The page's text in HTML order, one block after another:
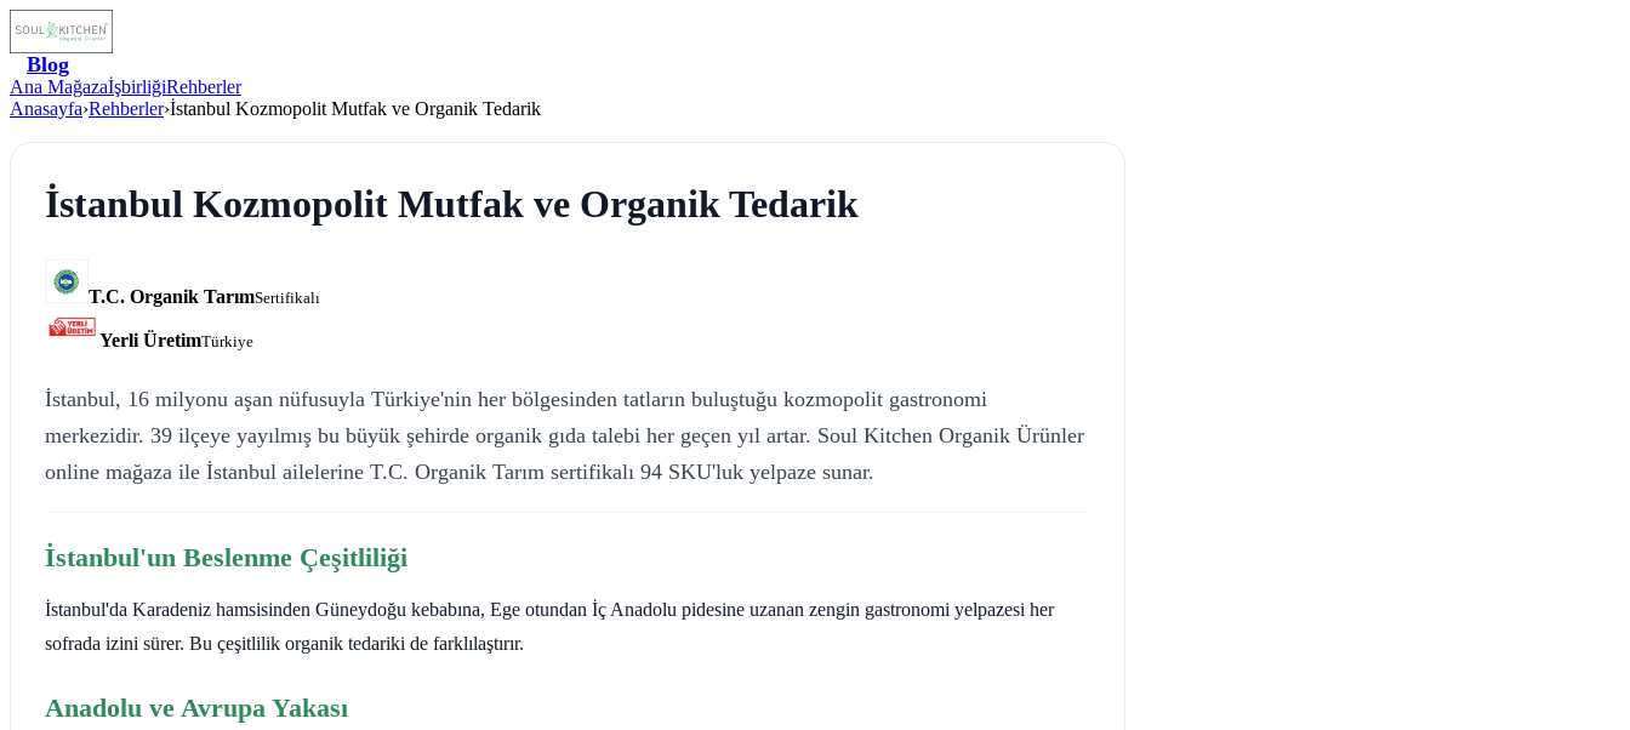
Blog
Ana MağazaİşbirliğiRehberler
Anasayfa›Rehberler›İstanbul Kozmopolit Mutfak ve Organik Tedarik
İstanbul Kozmopolit Mutfak ve Organik Tedarik
T.C. Organik TarımSertifikalı
Yerli ÜretimTürkiye
İstanbul, 16 milyonu aşan nüfusuyla Türkiye'nin her bölgesinden tatların buluştuğu kozmopolit gastronomi
merkezidir. 39 ilçeye yayılmış bu büyük şehirde organik gıda talebi her geçen yıl artar. Soul Kitchen Organik Ürünler
online mağaza ile İstanbul ailelerine T.C. Organik Tarım sertifikalı 94 SKU'luk yelpaze sunar.
İstanbul'un Beslenme Çeşitliliği
İstanbul'da Karadeniz hamsisinden Güneydoğu kebabına, Ege otundan İç Anadolu pidesine uzanan zengin gastronomi yelpazesi her
sofrada izini sürer. Bu çeşitlilik organik tedariki de farklılaştırır.
Anadolu ve Avrupa Yakası